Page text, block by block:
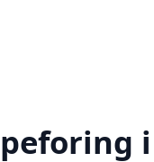
i